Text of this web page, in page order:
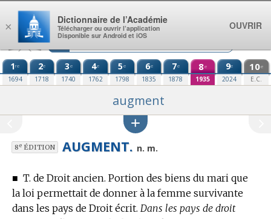
Aller au contenu
1re
1694
2e
1718
3e
1740
4e
1762
5e
1798
6e
1835
7e
1878
8e
1935
9e
2024
10e
E.C.
augment
8eÉDITION AUGMENT. n. m.
■ T. de Droit ancien. Portion des biens du mari que
la loi permettait de donner à la femme survivante
dans les pays de Droit écrit. Dans les pays de droit
×
Dictionnaire de l’Académie
Télécharger ou ouvrir l’application
Disponible sur Android et iOS
OUVRIR